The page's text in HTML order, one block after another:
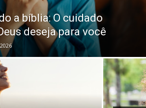
a bíblia: O cuidado
deseja para você